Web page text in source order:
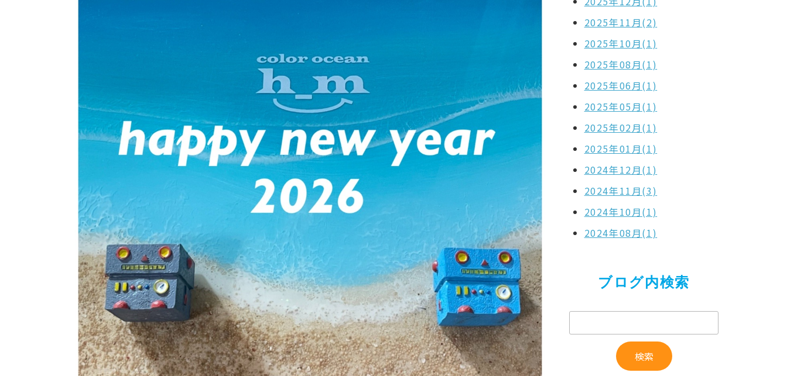
2025年11月(2)
2025年10月(1)
2025年08月(1)
2025年06月(1)
2025年05月(1)
2025年02月(1)
2025年01月(1)
2024年12月(1)
2024年11月(3)
2024年10月(1)
2024年08月(1)
ブログ内検索